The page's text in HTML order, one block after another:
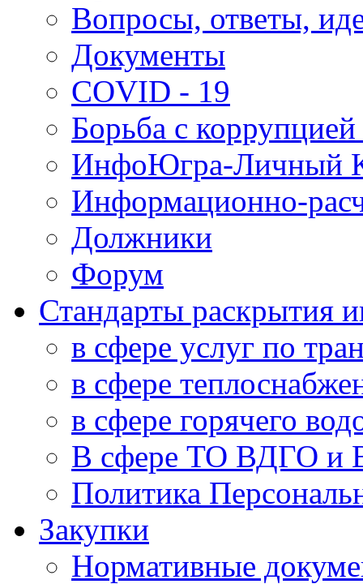
Вопросы, ответы,
Документы
COVID - 19
Борьба с
ИнфоЮгра-Личный
Информационно-
Должники
Форум
Стандарты раскрытия
в сфере услуг по
в сфере
в сфере горячего
В сфере ТО ВДГО и
Политика
Закупки
Нормативные